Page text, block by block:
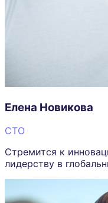
Елена Новикова
CTO
Стремится к
лидерству в